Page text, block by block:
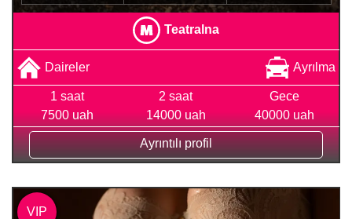
Teatralna
Daireler Ayrılma
1 saat
7500 uah
2 saat
14000 uah
Gece
40000 uah
Ayrıntılı profil
VIP